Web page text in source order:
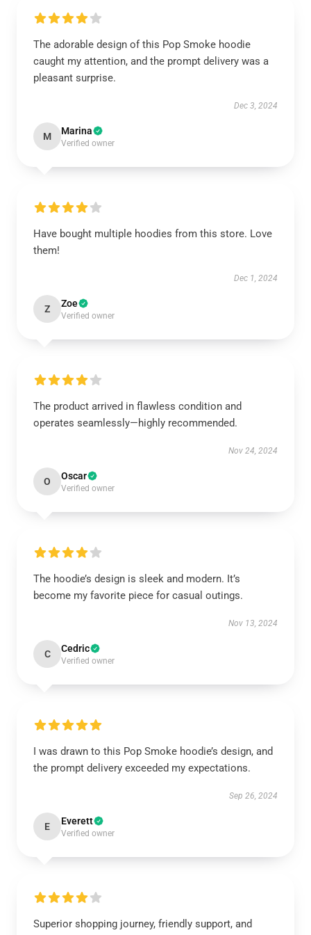
The adorable design of this Pop Smoke hoodie
caught my attention, and the prompt delivery was a
pleasant surprise.
Dec 3, 2024
M Marina
Verified owner
Have bought multiple hoodies from this store. Love
them!
Dec 1, 2024
Z Zoe
Verified owner
The product arrived in flawless condition and
operates seamlessly—highly recommended.
Nov 24, 2024
O Oscar
Verified owner
The hoodie’s design is sleek and modern. It’s
become my favorite piece for casual outings.
Nov 13, 2024
C Cedric
Verified owner
I was drawn to this Pop Smoke hoodie’s design, and
the prompt delivery exceeded my expectations.
Sep 26, 2024
E Everett
Verified owner
Superior shopping journey, friendly support, and